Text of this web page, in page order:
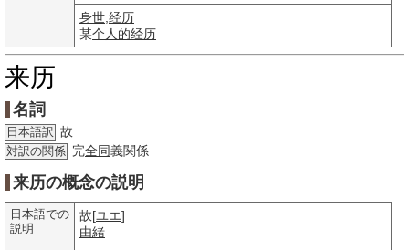
身世 经历
某个人的经历
来历
名詞
日本語訳 故
対訳の関係 完全同義関係
来历の概念の説明
日本語での
説明
故[ユエ]
由緒